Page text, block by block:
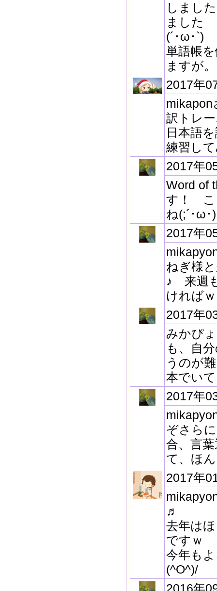
しまし
ました
(´･ω･`)
単語帳
ますが
2017年
mikapon
訳トレ
日本語
練習し
2017年
Word of
す！ こ
ね(;´･ω
2017年
ねぎ様
♪ 来週
ければ
2017年
みかぴ
も、自
うのが
本でい
2017年
ぞさら
合、言
て、ほ
2017年
♬
去年は
ですｗ
今年も
(^O^)/
2016年